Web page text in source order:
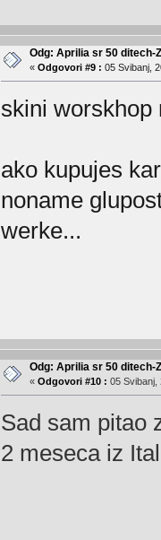
Odg: Aprilia sr 50 ditech-
« Odgovori #9 : 05 Svibanj,
skini worskhop
ako kupujes
noname
werke...
Odg: Aprilia sr 50 ditech-
« Odgovori #10 : 05 Svibanj,
Sad sam pitao
2 meseca iz